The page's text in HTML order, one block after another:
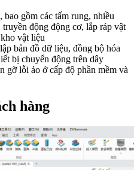
gồm các tấm rung, nhiều
động động cơ, lắp ráp vật
vật liệu
bản đồ dữ liệu, đồng bộ hóa
bị chuyển động trên dây
gỡ lỗi ảo ở cấp độ phần mềm và
hàng